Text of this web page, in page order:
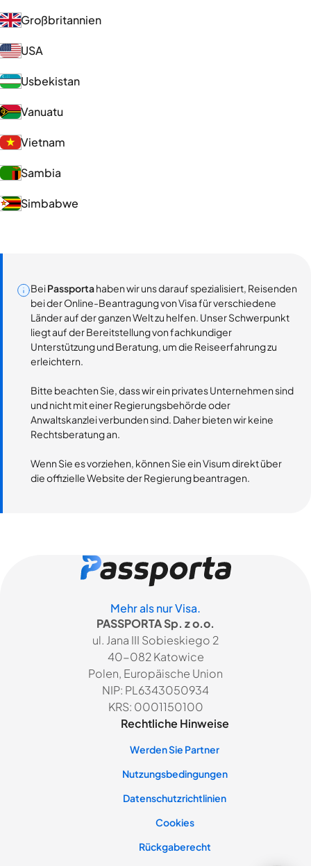
Großbritannien
USA
Usbekistan
Vanuatu
Vietnam
Sambia
Simbabwe
BeiPassportahaben wir uns darauf spezialisiert, Reisenden
bei der Online-Beantragung von Visa für verschiedene
Länder auf der ganzen Welt zu helfen. Unser Schwerpunkt
liegt auf der Bereitstellung von fachkundiger
Unterstützung und Beratung, um die Reiseerfahrung zu
erleichtern.
Bitte beachten Sie, dass wir ein privates Unternehmen sind
und nicht mit einer Regierungsbehörde oder
Anwaltskanzlei verbunden sind. Daher bieten wir keine
Rechtsberatung an.
Wenn Sie es vorziehen, können Sie ein Visum direkt über
die offizielle Website der Regierung beantragen.
Mehr als nur Visa.
PASSPORTA Sp. z o.o.
ul. Jana III Sobieskiego 2
40-082 Katowice
Polen, Europäische Union
NIP: PL6343050934
KRS: 0001150100
Rechtliche Hinweise
Werden Sie Partner
Nutzungsbedingungen
Datenschutzrichtlinien
Cookies
Rückgaberecht